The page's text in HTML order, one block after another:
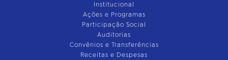
Institucional
Ações e Programas
Participação Social
Auditorias
Convênios e Transferências
Receitas e Despesas